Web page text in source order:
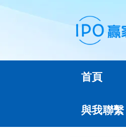
首頁
與我聯繫